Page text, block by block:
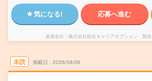
気になる! 応募へ進む
派遣会社 株式会社綜合キャリアオプション 製造
未読 掲載日 2026/08/06